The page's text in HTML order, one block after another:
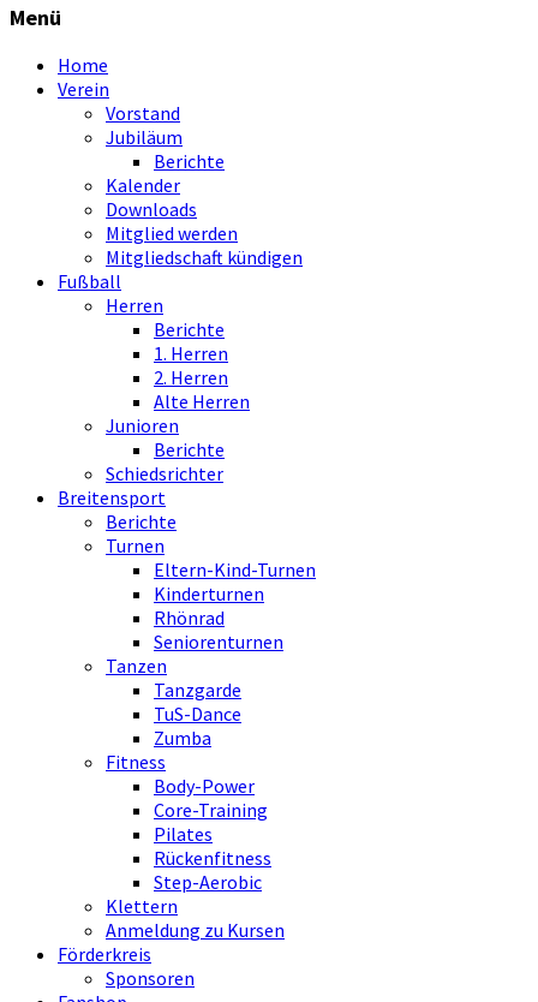
Menü
Home
Verein
Vorstand
Jubiläum
Berichte
Kalender
Downloads
Mitglied werden
Mitgliedschaft kündigen
Fußball
Herren
Berichte
1. Herren
2. Herren
Alte Herren
Junioren
Berichte
Schiedsrichter
Breitensport
Berichte
Turnen
Eltern-Kind-Turnen
Kinderturnen
Rhönrad
Seniorenturnen
Tanzen
Tanzgarde
TuS-Dance
Zumba
Fitness
Body-Power
Core-Training
Pilates
Rückenfitness
Step-Aerobic
Klettern
Anmeldung zu Kursen
Förderkreis
Sponsoren